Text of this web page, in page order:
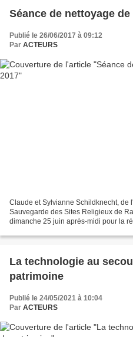
Séance de nettoyage
Publié le 26/06/2017 à 09:12
Par ACTEURS
Claude et Sylvianne Schildknecht, de
Sauvegarde des Sites Religieux de
dimanche 25 juin après-midi pour la
La technologie au
patrimoine
Publié le 24/05/2021 à 10:04
Par ACTEURS